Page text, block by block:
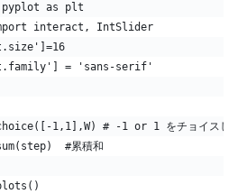
as plt
interact, IntSlider
= 'sans-serif'
1,1],W) # -1 or 1 をチョイスした
#累積和